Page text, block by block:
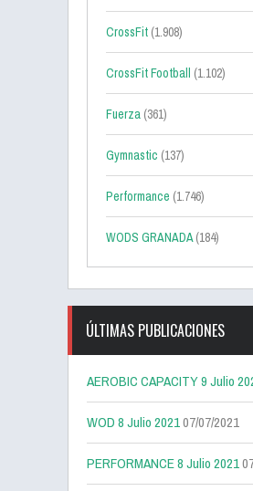
CrossFit (1.908)
CrossFit Football (1.102)
Fuerza (361)
Gymnastic (137)
Performance (1.746)
WODS GRANADA(184)
ÚLTIMAS PUBLICACIONES
AEROBIC CAPACITY 9 Julio
WOD 8 Julio 202107/07/2021
PERFORMANCE 8 Julio 2021